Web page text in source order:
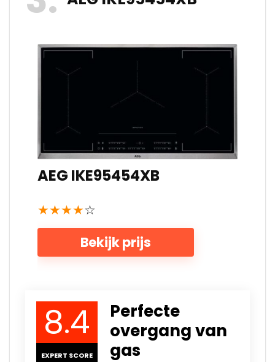
AEG IKE95454XB
★★★★☆
Bekijk prijs
8.4
EXPERT SCORE
Perfecte
overgang van
gas